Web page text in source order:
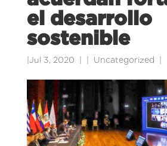
el desarrollo
sostenible
Jul 3, 2020 Uncategorized